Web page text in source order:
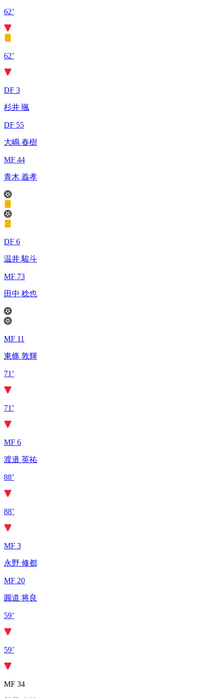
62’
62’
DF 3
杉井 颯
DF 55
大嶋 春樹
MF 44
青木 義孝
DF 6
温井 駿斗
MF 73
田中 稔也
MF 11
東條 敦輝
71’
71’
MF 6
渡邉 英祐
88’
88’
MF 3
永野 修都
MF 20
圓道 将良
59’
59’
MF 34